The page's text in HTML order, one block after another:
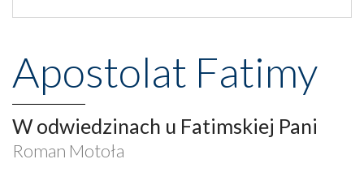
Apostolat Fatimy
W odwiedzinach u Fatimskiej Pani
Roman Motoła